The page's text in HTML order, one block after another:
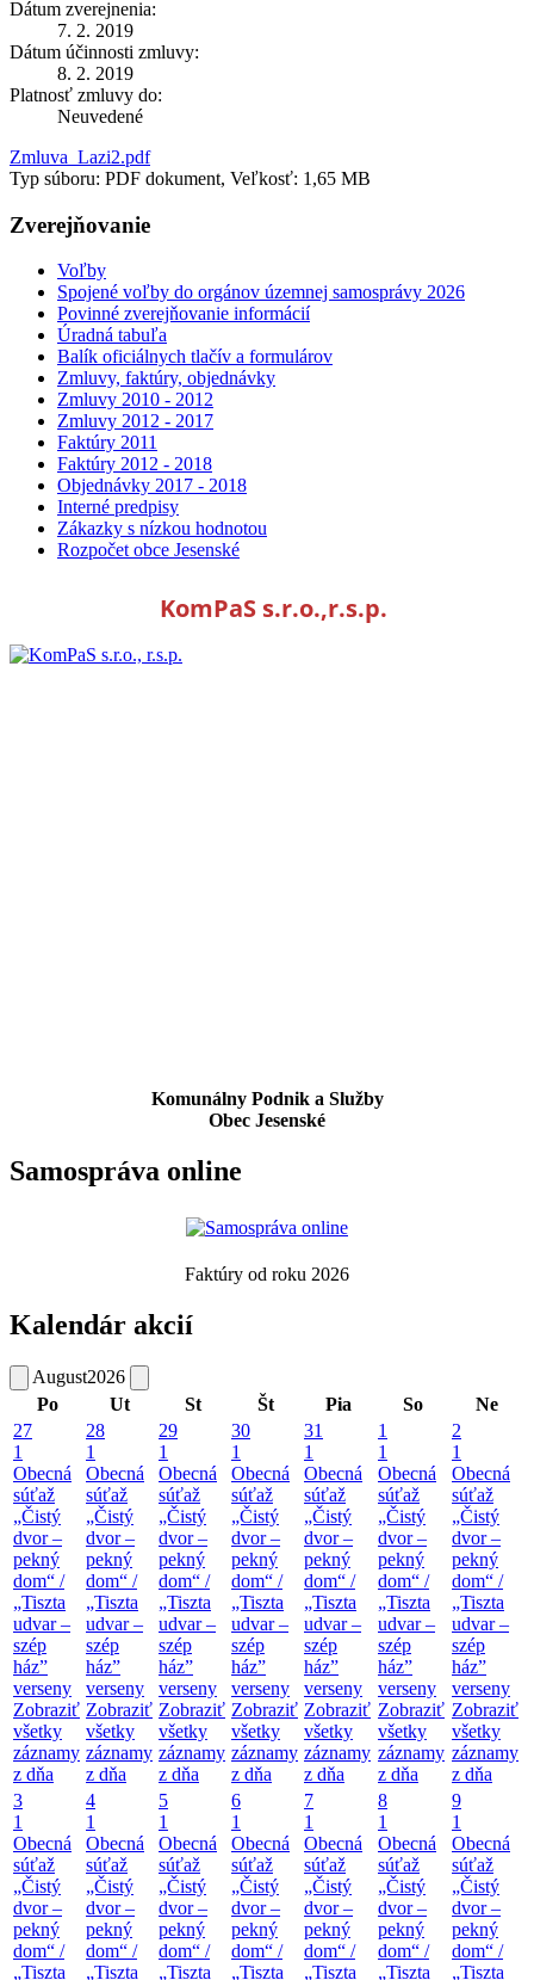
Dátum zverejnenia:
7. 2. 2019
Dátum účinnosti zmluvy:
8. 2. 2019
Platnosť zmluvy do:
Neuvedené
Zmluva_Lazi2.pdf
Typ súboru: PDF dokument, Veľkosť: 1,65 MB
Zverejňovanie
Voľby
Spojené voľby do orgánov územnej samosprávy 2026
Povinné zverejňovanie informácií
Úradná tabuľa
Balík oficiálnych tlačív a formulárov
Zmluvy, faktúry, objednávky
Zmluvy 2010 - 2012
Zmluvy 2012 - 2017
Faktúry 2011
Faktúry 2012 - 2018
Objednávky 2017 - 2018
Interné predpisy
Zákazky s nízkou hodnotou
Rozpočet obce Jesenské
KomPaS s.r.o.,r.s.p.
Komunálny Podnik a Služby
Obec Jesenské
Samospráva online
Faktúry od roku 2026
Kalendár akcií
August2026
Po
Ut St Št Pia So
Ne
27
1
Obecná
súťaž
„Čistý
dvor –
pekný
dom“ /
„Tiszta
udvar –
szép
ház”
verseny
Zobraziť
všetky
záznamy
z dňa
28
1
Obecná
súťaž
„Čistý
dvor –
pekný
dom“ /
„Tiszta
udvar –
szép
ház”
verseny
Zobraziť
všetky
záznamy
z dňa
29
1
Obecná
súťaž
„Čistý
dvor –
pekný
dom“ /
„Tiszta
udvar –
szép
ház”
verseny
Zobraziť
všetky
záznamy
z dňa
30
1
Obecná
súťaž
„Čistý
dvor –
pekný
dom“ /
„Tiszta
udvar –
szép
ház”
verseny
Zobraziť
všetky
záznamy
z dňa
31
1
Obecná
súťaž
„Čistý
dvor –
pekný
dom“ /
„Tiszta
udvar –
szép
ház”
verseny
Zobraziť
všetky
záznamy
z dňa
1
1
Obecná
súťaž
„Čistý
dvor –
pekný
dom“ /
„Tiszta
udvar –
szép
ház”
verseny
Zobraziť
všetky
záznamy
z dňa
2
1
Obecná
súťaž
„Čistý
dvor –
pekný
dom“ /
„Tiszta
udvar –
szép
ház”
verseny
Zobraziť
všetky
záznamy
z dňa
3
1
Obecná
súťaž
„Čistý
dvor –
pekný
dom“ /
„Tiszta
4
1
Obecná
súťaž
„Čistý
dvor –
pekný
dom“ /
„Tiszta
5
1
Obecná
súťaž
„Čistý
dvor –
pekný
dom“ /
„Tiszta
6
1
Obecná
súťaž
„Čistý
dvor –
pekný
dom“ /
„Tiszta
7
1
Obecná
súťaž
„Čistý
dvor –
pekný
dom“ /
„Tiszta
8
1
Obecná
súťaž
„Čistý
dvor –
pekný
dom“ /
„Tiszta
9
1
Obecná
súťaž
„Čistý
dvor –
pekný
dom“ /
„Tiszta